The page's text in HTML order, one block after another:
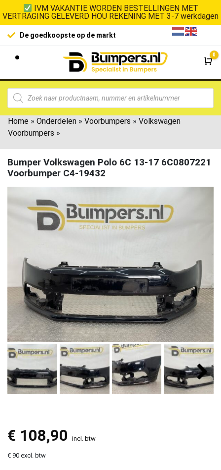
IVM VAKANTIE WORDEN BESTELLINGEN MET
VERTRAGING GELEVERD HOU REKENING MET 3-7 werkdagen
De goedkoopste op de markt
0
Home » Onderdelen » Voorbumpers » Volkswagen
Voorbumpers »
Bumper Volkswagen Polo 6C 13-17 6C0807221
Voorbumper C4-19432
€ 108,90 incl. btw
€ 90 excl. btw